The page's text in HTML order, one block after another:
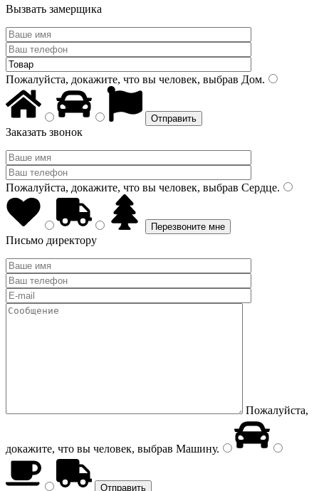
Вызвать замерщика
Пожалуйста, докажите, что вы человек, выбрав Дом.
Заказать звонок
Пожалуйста, докажите, что вы человек, выбрав Сердце.
Письмо директору
Пожалуйста,
докажите, что вы человек, выбрав Машину.